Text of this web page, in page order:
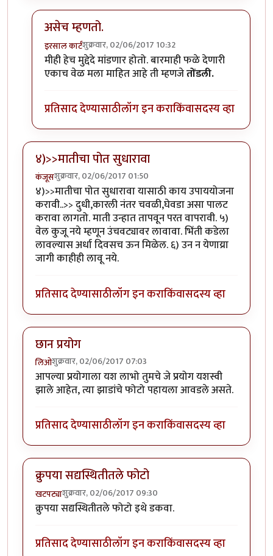
असेच म्हणतो.
इरसाल कार्टंशुक्रवार, 02/06/2017 10:32
In reply to>>>मात्र वेल एका सायकल नंतरbyकंजूस
मीही हेच मुद्देदे मांडणार होतो. बारमाही फळे देणारी
एकाच वेळ मला माहित आहे ती म्हणजेतोंडली.
प्रतिसाद देण्यासाठीलॉग इन कराकिंवासदस्य व्हा
४)>>मातीचा पोत सुधारावा
कंजूसशुक्रवार, 02/06/2017 01:50
४)>>मातीचा पोत सुधारावा यासाठी काय उपाययोजना
करावी..>> दुधी,कारली नंतर चवळी,घेवडा असा पालट
करावा लागतो. माती उन्हात तापवून परत वापरावी. ५)
वेल कुजू नये म्हणून उंचवट्यावर लावावा. भिंती कडेला
लावल्यास अर्धा दिवसच ऊन मिळेल. ६) उन न येणाय्रा
जागी काहीही लावू नये.
प्रतिसाद देण्यासाठीलॉग इन कराकिंवासदस्य व्हा
छान प्रयोग
लिओशुक्रवार, 02/06/2017 07:03
आपल्या प्रयोगाला यश लाभो तुमचे जे प्रयोग यशस्वी
झाले आहेत, त्या झाडांचे फोटो पहायला आवडले असते.
प्रतिसाद देण्यासाठीलॉग इन कराकिंवासदस्य व्हा
क्रुपया सद्यस्थितीतले फोटो
खटपट्याशुक्रवार, 02/06/2017 09:30
क्रुपया सद्यस्थितीतले फोटो इथे डकवा.
प्रतिसाद देण्यासाठीलॉग इन कराकिंवासदस्य व्हा